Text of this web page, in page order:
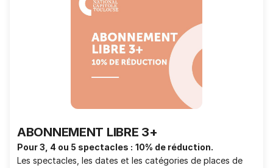
ABONNEMENT LIBRE 3+
Pour 3, 4 ou 5 spectacles : 10% de réduction.
Les spectacles, les dates et les catégories de places de